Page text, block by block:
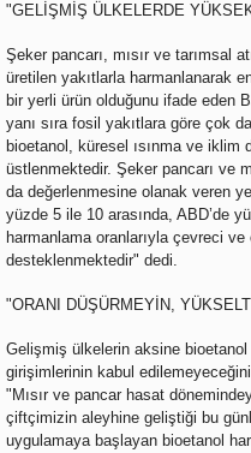
"GELİŞMİŞ ÜLKELERDE
Şeker pancarı, mısır ve tarımsal
üretilen yakıtlarla harmanlanarak
bir yerli ürün olduğunu ifade eden
yanı sıra fosil yakıtlara göre çok
bioetanol, küresel ısınma ve
üstlenmektedir. Şeker pancarı ve
da değerlenmesine olanak veren
yüzde 5 ile 10 arasında, ABD’de
harmanlama oranlarıyla çevreci
desteklenmektedir" dedi.
"ORANI DÜŞÜRMEYİN,
Gelişmiş ülkelerin aksine bioetanol
girişimlerinin kabul
"Mısır ve pancar hasat
çiftçimizin aleyhine geliştiği bu
uygulamaya başlayan bioetanol